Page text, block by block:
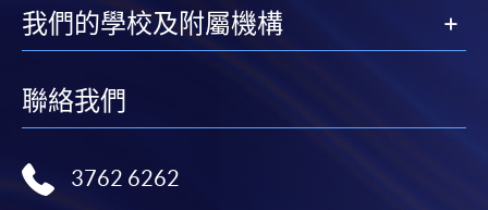
我們的學校及附屬機構
聯絡我們
3762 6262